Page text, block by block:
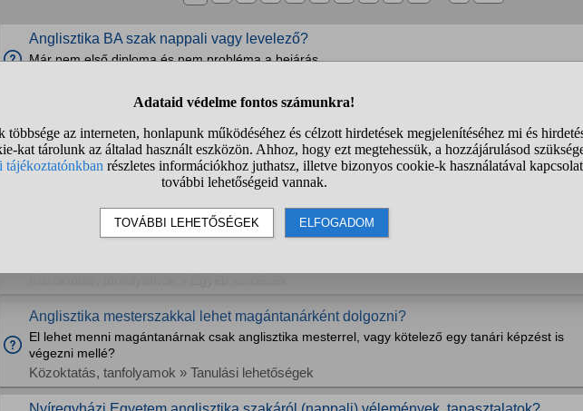
Anglisztika BA szak nappali vagy levelező?
Már nem első diploma és nem probléma a bejárás.
A kérdés elég egyértelmű, akár a kötelező olvasmányokra is kíváncsi vagyok, ha van konkrétum.
De főleg a tankönyvek érdekelnek.
Közoktatás, tanfolyamok » Nyelvtanulás
ELTE anglisztika vagy germanisztika (német)?
Most lépek a végzős évbe, és már próbálom át gondolni, hogy merre is tanuljak tovább. Tudom
Anglisztika mesterszakkal lehet magántanárként dolgozni?
El lehet menni magántanárnak csak anglisztika mesterrel, vagy kötelező egy tanári képzést is
végezni mellé?
Közoktatás, tanfolyamok » Tanulási lehetőségek